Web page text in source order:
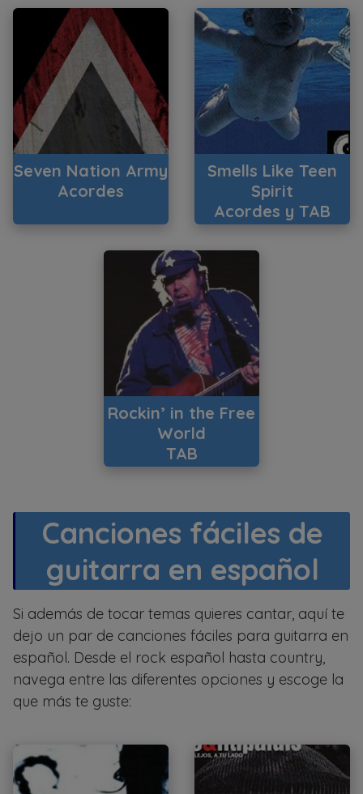
Seven Nation Army
Acordes
Smells Like Teen
Spirit
Acordes y TAB
Rockin’ in the Free
World
TAB
Canciones fáciles de
guitarra en español
Si además de tocar temas quieres cantar, aquí te
dejo un par de canciones fáciles para guitarra en
español. Desde el rock español hasta country,
navega entre las diferentes opciones y escoge la
que más te guste: